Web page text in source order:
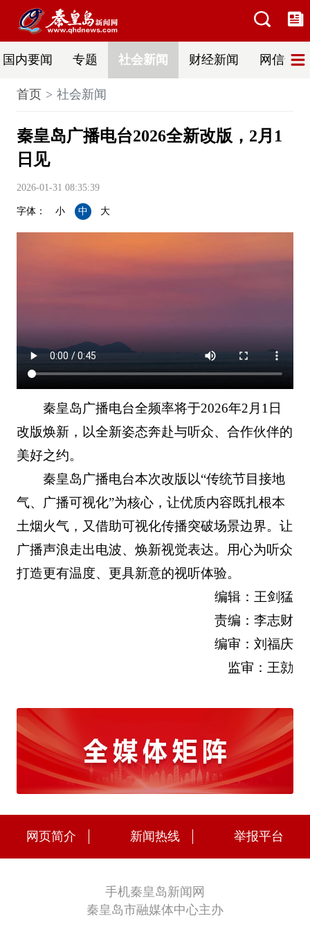
国内要闻 专题 社会新闻 财经新闻 网信普法
首页 社会新闻
秦皇岛广播电台2026全新改版，2月1
日见
2026-01-31 08:35:39
字体： 小 中 大
秦皇岛广播电台全频率将于2026年2月1日
改版焕新，以全新姿态奔赴与听众、合作伙伴的
美好之约。
秦皇岛广播电台本次改版以“传统节目接地
气、广播可视化”为核心，让优质内容既扎根本
土烟火气，又借助可视化传播突破场景边界。让
广播声浪走出电波、焕新视觉表达。用心为听众
打造更有温度、更具新意的视听体验。
编辑：王剑猛
责编：李志财
编审：刘福庆
监审：王勍
网页简介 新闻热线 举报平台
手机秦皇岛新闻网
秦皇岛市融媒体中心主办